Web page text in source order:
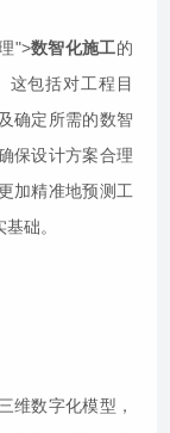
">数智化施工的
这包括对工程目
确定所需的数智
保设计方案合理
加精准地预测工
础。
维数字化模型，